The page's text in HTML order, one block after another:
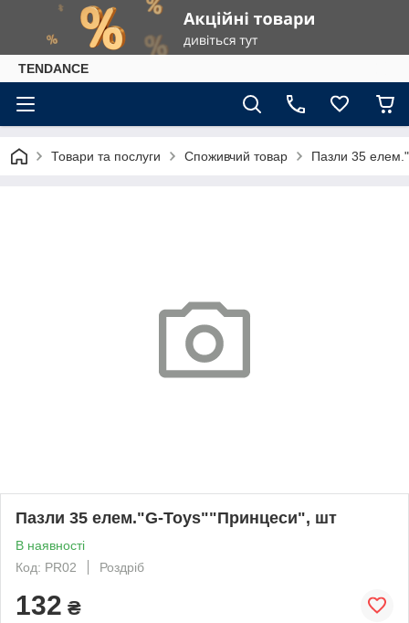
TENDANCE
Товари та послуги Споживчий товар Пазли 35
Пазли 35 елем."G-Toys""Принцеси", шт
В наявності
Код: PR02
Роздріб
132 ₴